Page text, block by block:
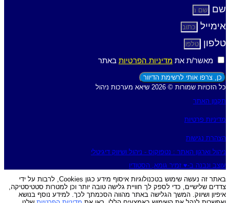
שם
אימייל
טלפון
מאשר/ת את מדיניות הפרטיות באתר
כן, צרפו אותי לרשימת הדיוור
כל הזכויות שמורות © 2026 שיאא מערכות ניהול
תקנון האתר
מדיניות פרטיות
הצהרת נגישות
ניהול וארגון האתר : נטפוקוס - ניהול ושיווק דיגיטלי
עוצב ונבנה ב-♥︎ זמיר גומא, הסטודיו
באתר זה נעשה שימוש בטכנולוגיות איסוף מידע כגון Cookies, לרבות על ידי
צדדים שלישיים, כדי לספק לך חוויית גלישה טובה יותר וכן למטרות סטטיסטיקה,
איפיון ושיווק. המשך הגלישה באתר מהווה הסכמתך לכך. למידע נוסף בנושא